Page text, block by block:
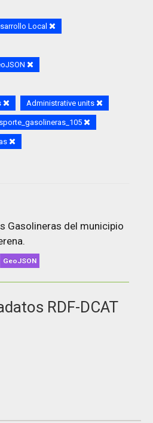
Local
Administrative units
Gasolineras del municipio
GeoJSON
RDF-DCAT